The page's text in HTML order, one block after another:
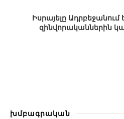
Իսրայելը
զինվորականներին
խմբագրական